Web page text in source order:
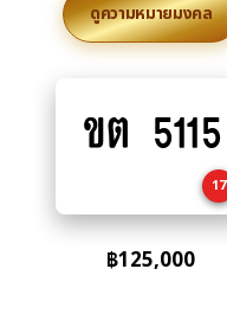
ดูความหมายมงคล
to
ขต 5115
17
฿125,000